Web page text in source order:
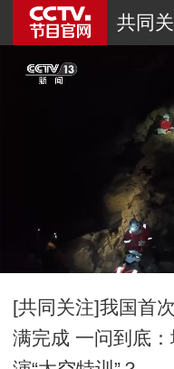
共同
[共同关注]我国首
满完成 一问到底